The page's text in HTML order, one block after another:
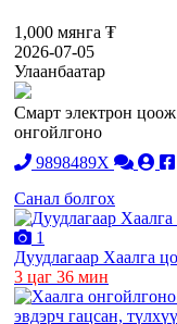
1,000 мянга ₮
2026-07-05
Улаанбаатар
Смарт электрон
онгойлгоно
9898489X
Санал болгох
1
Дуудлагаар Хаалга
3 цаг 36 мин